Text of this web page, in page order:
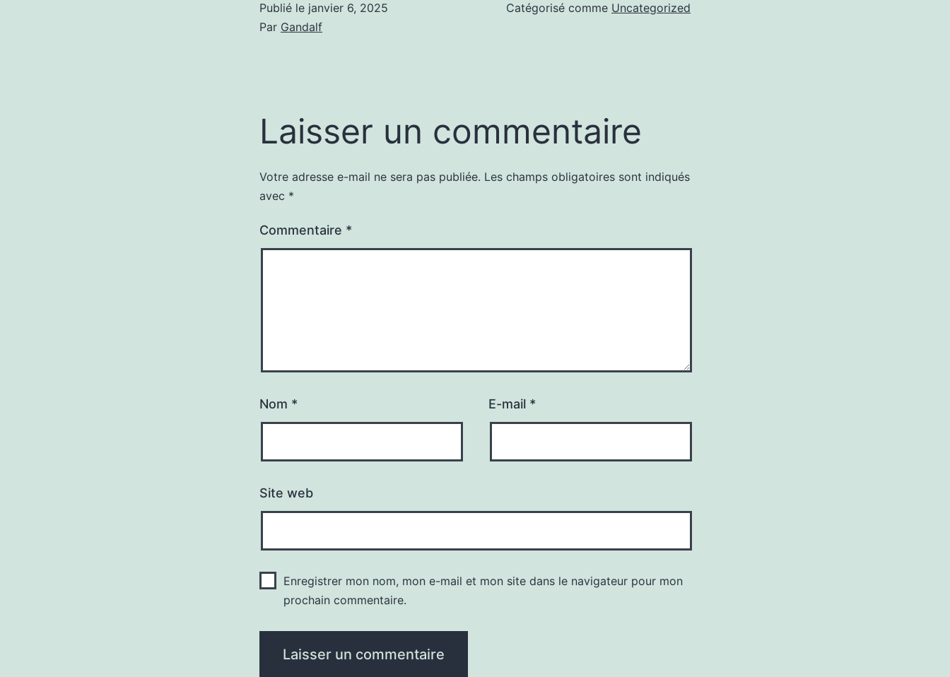
Publié le janvier 6, 2025
Par Gandalf
Catégorisé comme Uncategorized
Laisser un commentaire
Votre adresse e-mail ne sera pas publiée. Les champs obligatoires sont indiqués
avec *
Commentaire *
Nom * E-mail *
Site web
Enregistrer mon nom, mon e-mail et mon site dans le navigateur pour mon
prochain commentaire.